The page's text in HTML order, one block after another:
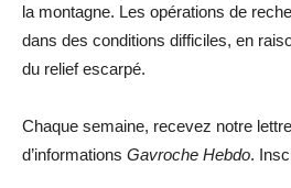
la montagne. Les opérations de
dans des conditions difficiles, en
du relief escarpé.
Chaque semaine, recevez notre lettre
d’informations Gavroche Hebdo.